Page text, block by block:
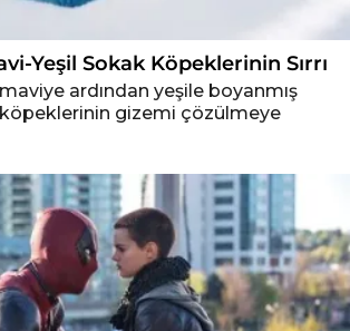
Yeşil Sokak Köpeklerinin Sırrı
ardından yeşile boyanmış
gizemi çözülmeye